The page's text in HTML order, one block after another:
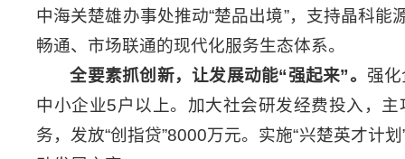
中海关楚雄办事处推动“楚品出境”，支持晶科
畅通、市场联通的现代化服务生态体系。
全要素抓创新，让发展动能“强起来”。 强
中小企业5户以上。加大社会研发经费投入，
务，发放“创指贷”8000万元。实施“兴楚英才计